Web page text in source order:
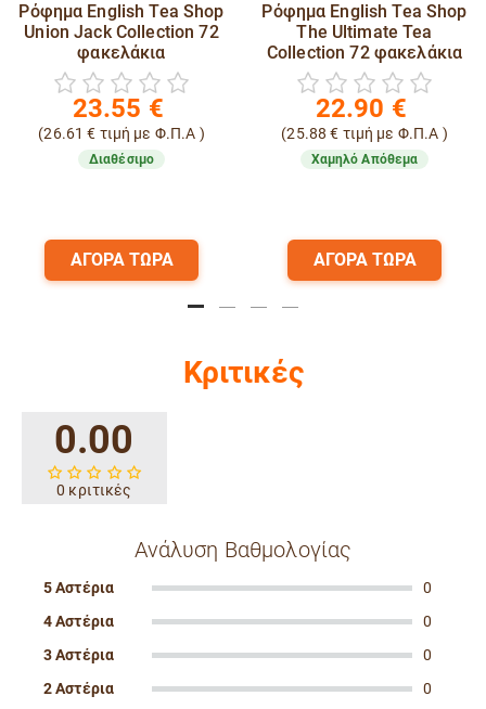
Ρόφημα English Tea Shop
Union Jack Collection 72
φακελάκια
23.55 €
(26.61 € τιμή με Φ.Π.Α )
Διαθέσιμο
ΑΓΟΡΑ ΤΩΡΑ
Ρόφημα English Tea Shop
The Ultimate Tea
Collection 72 φακελάκια
22.90 €
(25.88 € τιμή με Φ.Π.Α )
Χαμηλό Απόθεμα
ΑΓΟΡΑ ΤΩΡΑ
Κριτικές
0.00
0 κριτικές
Ανάλυση Βαθμολογίας
5 Αστέρια
0
4 Αστέρια
0
3 Αστέρια
0
2 Αστέρια
0